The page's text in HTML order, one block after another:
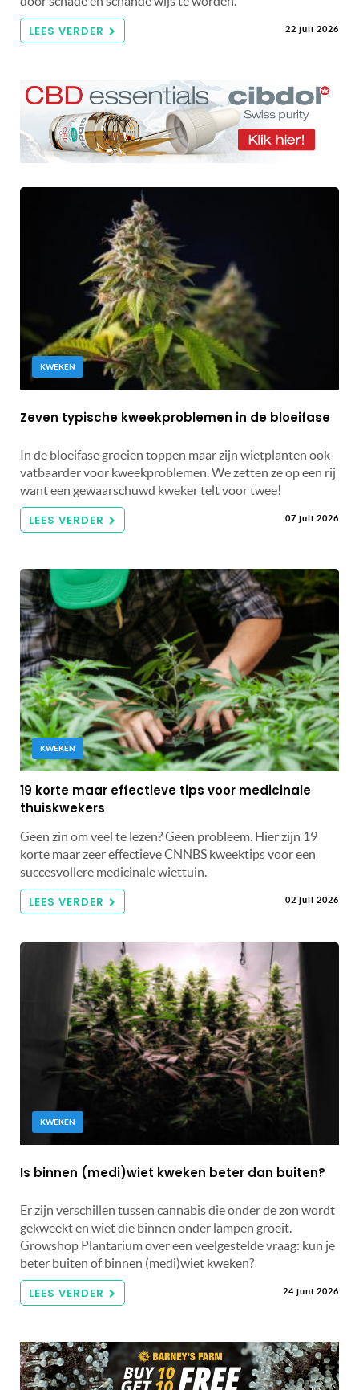
LEES VERDER 22 juli 2026
KWEKEN
Zeven typische kweekproblemen in de bloeifase
In de bloeifase groeien toppen maar zijn wietplanten ook
vatbaarder voor kweekproblemen. We zetten ze op een rij
want een gewaarschuwd kweker telt voor twee!
LEES VERDER 07 juli 2026
KWEKEN
19 korte maar effectieve tips voor medicinale
thuiskwekers
Geen zin om veel te lezen? Geen probleem. Hier zijn 19
korte maar zeer effectieve CNNBS kweektips voor een
succesvollere medicinale wiettuin.
LEES VERDER 02 juli 2026
KWEKEN
Is binnen (medi)wiet kweken beter dan buiten?
Er zijn verschillen tussen cannabis die onder de zon wordt
gekweekt en wiet die binnen onder lampen groeit.
Growshop Plantarium over een veelgestelde vraag: kun je
beter buiten of binnen (medi)wiet kweken?
LEES VERDER 24 juni 2026